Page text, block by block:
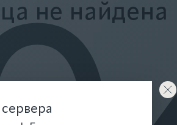
не найдена